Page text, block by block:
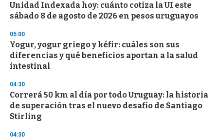
Unidad Indexada hoy: cuánto cotiza la UI este
sábado 8 de agosto de 2026 en pesos uruguayos
05:00
Yogur, yogur griego y kéfir: cuáles son sus
diferencias y qué beneficios aportan a la salud
intestinal
04:30
Correrá 50 km al día por todo Uruguay: la historia
de superación tras el nuevo desafío de Santiago
Stirling
04:30